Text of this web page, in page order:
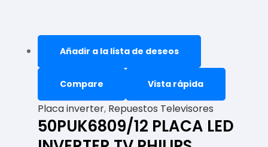
Añadir a la lista de deseos
Compare Vista rápida
Placa inverter, Repuestos Televisores
50PUK6809/12 PLACA LED